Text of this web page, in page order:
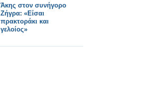
Άκης στον συνήγορο
Ζήγρα: «Είσαι
πρακτοράκι και
γελοίος»